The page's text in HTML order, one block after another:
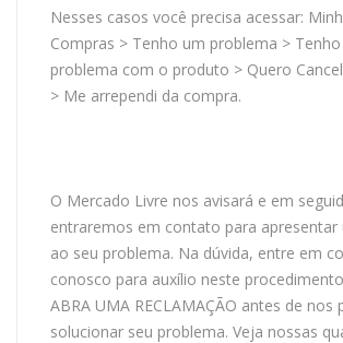
Nesses casos você precisa acessar:
Compras > Tenho um problema >
problema com o produto > Quero
> Me arrependi da compra.
O Mercado Livre nos avisará e em
entraremos em contato para apresentar
ao seu problema. Na dúvida, entre em
conosco para auxílio neste
ABRA UMA RECLAMAÇÃO antes de nos
solucionar seu problema. Veja nossas